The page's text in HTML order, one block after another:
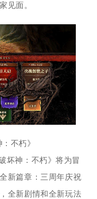
见面。
不朽》
坏神：不朽》将为冒
新篇章：三周年庆祝
全新剧情和全新玩法